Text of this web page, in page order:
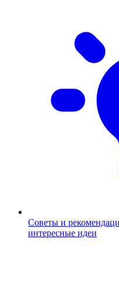
Советы и
интересные идеи